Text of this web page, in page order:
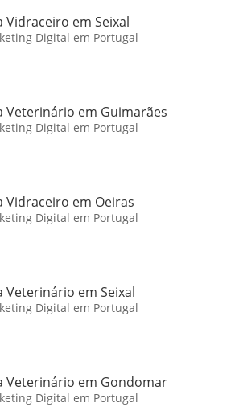
Vidraceiro em Seixal
Digital em Portugal
Veterinário em Guimarães
Digital em Portugal
Vidraceiro em Oeiras
Digital em Portugal
Veterinário em Seixal
Digital em Portugal
Veterinário em Gondomar
Digital em Portugal